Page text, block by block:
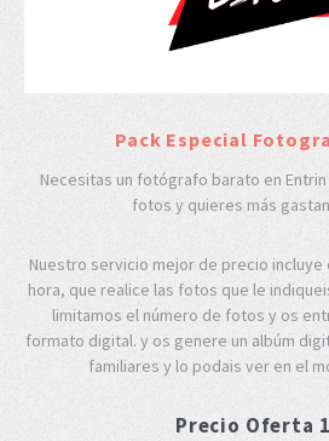
Pack Especial
Necesitas un fotógrafo barato en
fotos y quieres más
Nuestro servicio mejor de precio
hora, que realice las fotos que le
limitamos el número de fotos y os
formato digital. y os genere un albúm
familiares y lo podais ver en el
Precio Oferta